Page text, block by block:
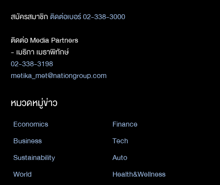
สมัครสมาชิกติดต่อเบอร์ 02-338-3000
ติดต่อ Media Partners
- เมธิกา เมธาพิทักษ์
02-338-3198
metika_met@nationgroup.com
หมวดหมู่ข่าว
Economics
Finance
Business
Tech
Sustainability
Auto
World
Health&Wellness